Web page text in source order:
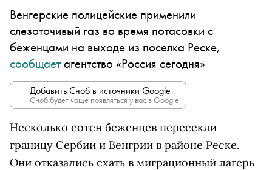
Венгерские полицейские применили
слезоточивый газ во время потасовки с
беженцами на выходе из поселка Реске,
сообщаетагентство «Россия сегодня»
Добавить Сноб в источники Google
Сноб будет чаще появляться у вас в Google.
Несколько сотен беженцев пересекли
границу Сербии и Венгрии в районе Реске.
Они отказались ехать в миграционный лагерь